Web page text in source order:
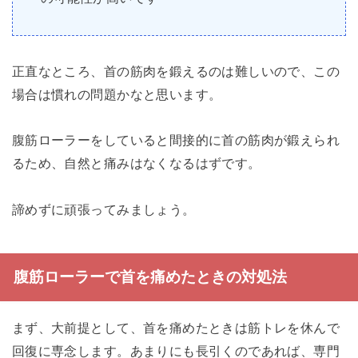
正直なところ、首の筋肉を鍛えるのは難しいので、この
場合は慣れの問題かなと思います。
腹筋ローラーをしていると間接的に首の筋肉が鍛えられ
るため、自然と痛みはなくなるはずです。
諦めずに頑張ってみましょう。
腹筋ローラーで首を痛めたときの対処法
まず、大前提として、首を痛めたときは筋トレを休んで
回復に専念します。あまりにも長引くのであれば、専門